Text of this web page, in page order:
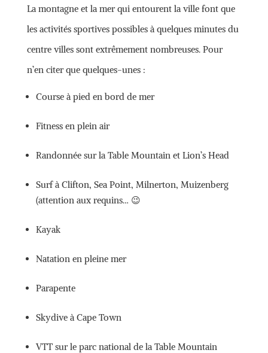
La montagne et la mer qui entourent la ville font que
les activités sportives possibles à quelques minutes du
centre villes sont extrêmement nombreuses. Pour
n’en citer que quelques-unes :
Course à pied en bord de mer
Fitness en plein air
Randonnée sur la Table Mountain et Lion’s Head
Surf à Clifton, Sea Point, Milnerton, Muizenberg
(attention aux requins… 😉
Kayak
Natation en pleine mer
Parapente
Skydive à Cape Town
VTT sur le parc national de la Table Mountain